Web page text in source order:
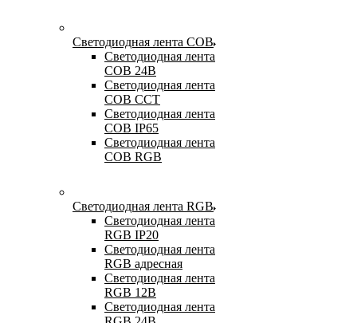
Светодиодная лента COB
Светодиодная лента
COB 24В
Светодиодная лента
COB CCT
Светодиодная лента
COB IP65
Светодиодная лента
COB RGB
Светодиодная лента RGB
Светодиодная лента
RGB IP20
Светодиодная лента
RGB адресная
Светодиодная лента
RGB 12В
Светодиодная лента